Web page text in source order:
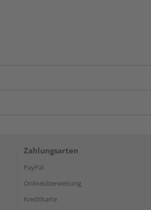
Zahlungsarten
PayPal
Onlineüberweisung
Kreditkarte